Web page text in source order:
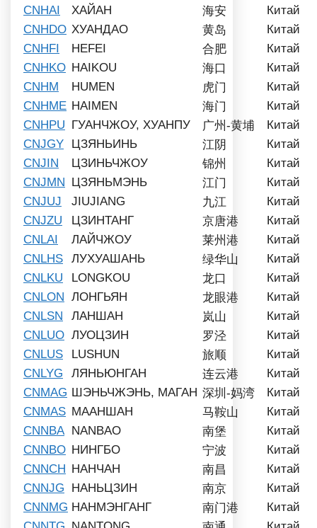
CNHAI
ХАЙАН 海安
Китай
CNHDO ХУАНДАО 黄岛
Китай
CNHFI
HEFEI 合肥
Китай
CNHKO HAIKOU 海口
Китай
CNHM
HUMEN 虎门
Китай
CNHME HAIMEN 海门
Китай
CNHPU
ГУАНЧЖОУ, ХУАНПУ 广州-黄埔
Китай
CNJGY
ЦЗЯНЬИНЬ 江阴
Китай
CNJIN
ЦЗИНЬЧЖОУ 锦州
Китай
CNJMN
ЦЗЯНЬМЭНЬ 江门
Китай
CNJUJ
JIUJIANG 九江
Китай
CNJZU
ЦЗИНТАНГ 京唐港
Китай
CNLAI
ЛАЙЧЖОУ 莱州港
Китай
CNLHS
ЛУХУАШАНЬ 绿华山
Китай
CNLKU
LONGKOU 龙口
Китай
CNLON
ЛОНГЬЯН 龙眼港
Китай
CNLSN
ЛАНШАН 岚山
Китай
CNLUO ЛУОЦЗИН 罗泾
Китай
CNLUS
LUSHUN 旅顺
Китай
CNLYG
ЛЯНЬЮНГАН 连云港
Китай
CNMAG ШЭНЬЧЖЭНЬ, МАГАН 深圳-妈湾
Китай
CNMAS МААНШАН 马鞍山
Китай
CNNBA
NANBAO 南堡
Китай
CNNBO НИНГБО 宁波
Китай
CNNCH
НАНЧАН 南昌
Китай
CNNJG
НАНЬЦЗИН 南京
Китай
CNNMG НАНМЭНГАНГ 南门港
Китай